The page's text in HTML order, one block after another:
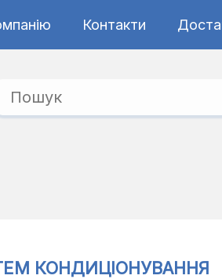
Контакти
КОНДИЦІОНУВАННЯ